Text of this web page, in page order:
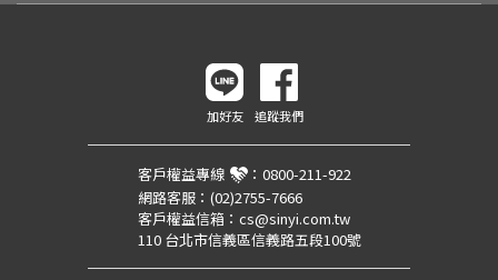
加好友 追蹤我們
客戶權益專線 ： 0800-211-922
網路客服： (02)2755-7666
客戶權益信箱： cs@sinyi.com.tw
110 台北市信義區信義路五段100號